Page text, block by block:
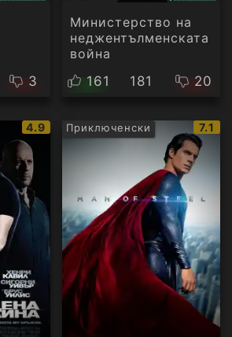
3
Министерство на
неджентълменската
война
161
181 20
IMDb
рейтинг:
4.9 Приключенски
IMDb
7.1